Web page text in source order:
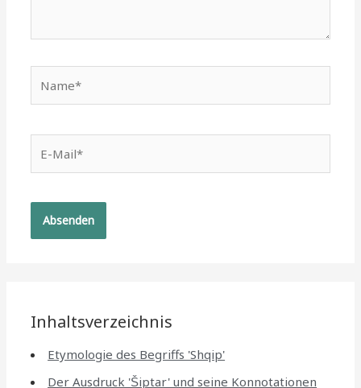
Mail*
Inhaltsverzeichnis
Etymologie des Begriffs 'Shqip'
Der Ausdruck 'Šiptar' und seine Konnotationen